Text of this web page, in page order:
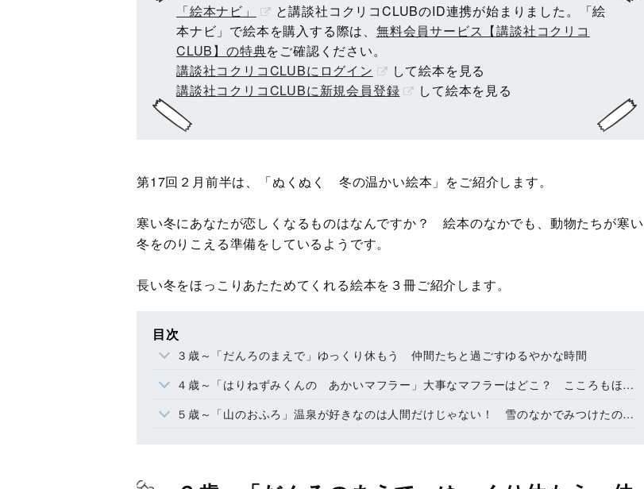
「絵本ナビ」
と講談社コクリコCLUBのID連携が始まりました。「絵
本ナビ」で絵本を購入する際は、 無料会員サービス【講談社コクリコ
CLUB】の特典をご確認ください。
講談社コクリコCLUBにログイン
して絵本を見る
講談社コクリコCLUBに新規会員登録
して絵本を見る
第17回２月前半は、「ぬくぬく 冬の温かい絵本」をご紹介します。
寒い冬にあなたが恋しくなるものはなんですか？ 絵本のなかでも、動物たちが寒い
冬をのりこえる準備をしているようです。
長い冬をほっこりあたためてくれる絵本を３冊ご紹介します。
目次
３歳～「だんろのまえで」ゆっくり休もう 仲間たちと過ごすゆるやかな時間
４歳～「はりねずみくんの あかいマフラー」大事なマフラーはどこ？ こころもほっこりあたたまる
５歳～「山のおふろ」温泉が好きなのは人間だけじゃない！ 雪のなかでみつけたのは…